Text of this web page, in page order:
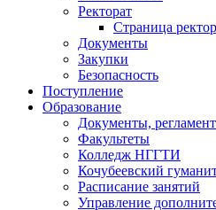
Ректорат
Страница
Документы
Закупки
Безопасность
Поступление
Образование
Документы,
Факультеты
Колледж НГГТИ
Кочубеевский
Расписание занятий
Управление